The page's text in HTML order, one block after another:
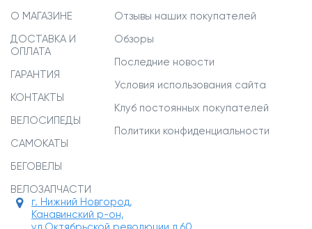
О МАГАЗИНЕ
ДОСТАВКА И
ОПЛАТА
ГАРАНТИЯ
КОНТАКТЫ
ВЕЛОСИПЕДЫ
САМОКАТЫ
БЕГОВЕЛЫ
ВЕЛОЗАПЧАСТИ
Отзывы наших покупателей
Обзоры
Последние новости
Условия использования сайта
Клуб постоянных покупателей
Политики конфиденциальности
г. Нижний Новгород,
Канавинский р-он,